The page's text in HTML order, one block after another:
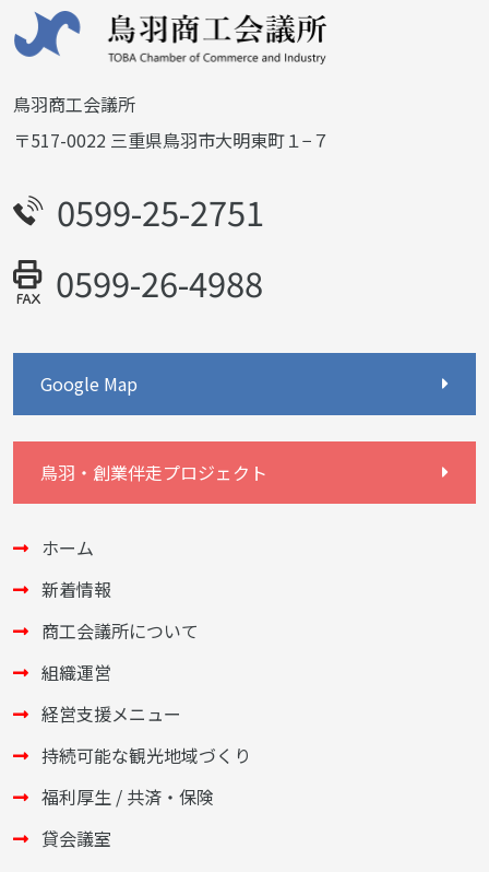
鳥羽商工会議所
〒517-0022 三重県鳥羽市大明東町１−７
0599-25-2751
0599-26-4988
Google Map
鳥羽・創業伴走プロジェクト
ホーム
新着情報
商工会議所について
組織運営
経営支援メニュー
持続可能な観光地域づくり
福利厚生 / 共済・保険
貸会議室